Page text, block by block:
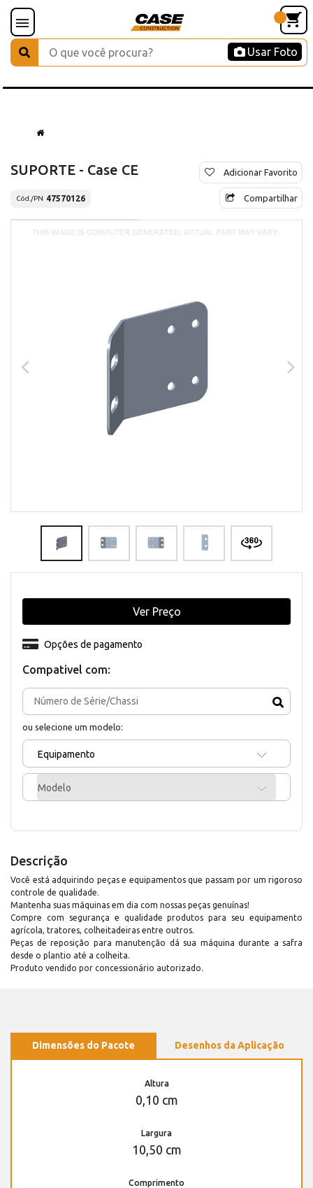
Usar Foto
SUPORTE - Case CE
Cód./PN 47570126
Adicionar Favorito
Compartilhar
Compativel com:
ou selecione um modelo:
Equipamento
Modelo
Opções de pagamento
Ver Preço
Descrição
Você está adquirindo peças e equipamentos que passam por um rigoroso
controle de qualidade.
Mantenha suas máquinas em dia com nossas peças genuínas!
Compre com segurança e qualidade produtos para seu equipamento
agrícola, tratores, colheitadeiras entre outros.
Peças de reposição para manutenção dá sua máquina durante a safra
desde o plantio até a colheita.
Produto vendido por concessionário autorizado.
Dimensões do Pacote Desenhos da Aplicação
Altura
0,10 cm
Largura
10,50 cm
Comprimento